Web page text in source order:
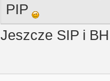
PIP
Jeszcze SIP i